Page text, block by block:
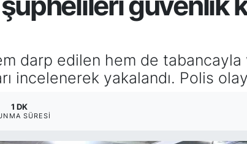
darp edilen hem de tabancayla
incelenerek yakalandı. Polis
1 DK
SÜRESI